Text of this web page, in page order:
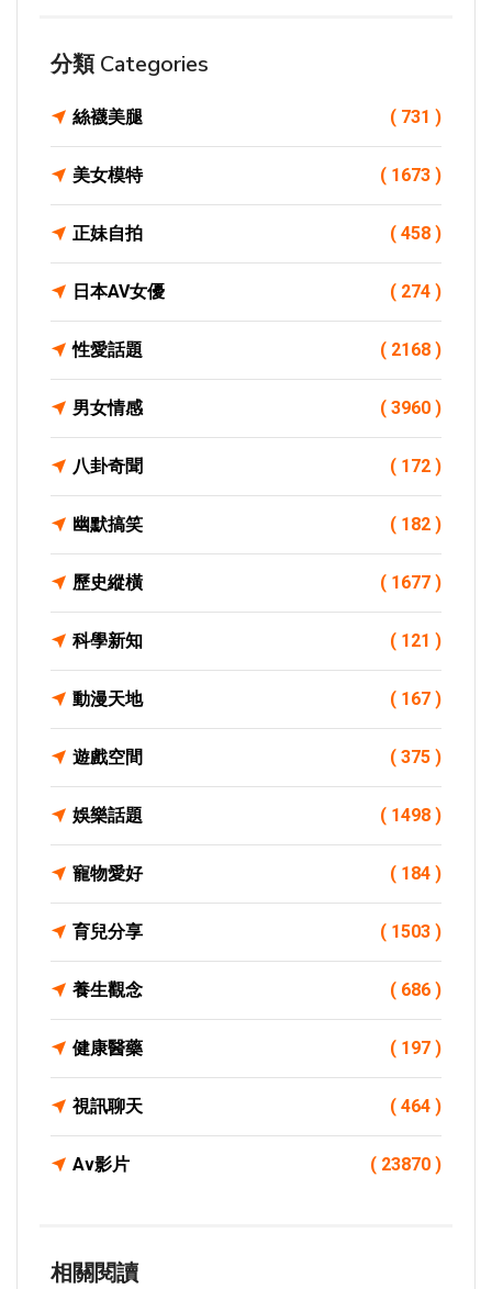
分類 Categories
絲襪美腿 ( 731 )
美女模特 ( 1673 )
正妹自拍 ( 458 )
日本AV女優 ( 274 )
性愛話題 ( 2168 )
男女情感 ( 3960 )
八卦奇聞 ( 172 )
幽默搞笑 ( 182 )
歷史縱橫 ( 1677 )
科學新知 ( 121 )
動漫天地 ( 167 )
遊戲空間 ( 375 )
娛樂話題 ( 1498 )
寵物愛好 ( 184 )
育兒分享 ( 1503 )
養生觀念 ( 686 )
健康醫藥 ( 197 )
視訊聊天 ( 464 )
Av影片 ( 23870 )
相關閱讀